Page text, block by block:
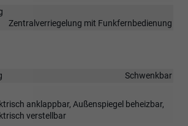
Zentralverriegelung mit Funkfernbedienung
Schwenkbar
anklappbar, Außenspiegel beheizbar,
verstellbar